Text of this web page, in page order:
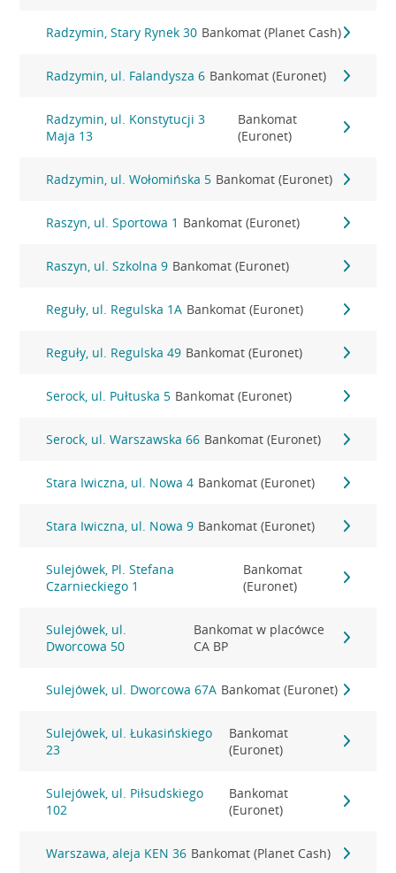
Radzymin, Stary Rynek 30 Bankomat (Planet Cash)
Radzymin, ul. Falandysza 6 Bankomat (Euronet)
Radzymin, ul. Konstytucji 3
Maja 13
Bankomat
(Euronet)
Radzymin, ul. Wołomińska 5 Bankomat (Euronet)
Raszyn, ul. Sportowa 1 Bankomat (Euronet)
Raszyn, ul. Szkolna 9 Bankomat (Euronet)
Reguły, ul. Regulska 1A Bankomat (Euronet)
Reguły, ul. Regulska 49 Bankomat (Euronet)
Serock, ul. Pułtuska 5 Bankomat (Euronet)
Serock, ul. Warszawska 66 Bankomat (Euronet)
Stara Iwiczna, ul. Nowa 4 Bankomat (Euronet)
Stara Iwiczna, ul. Nowa 9 Bankomat (Euronet)
Sulejówek, Pl. Stefana
Czarnieckiego 1
Bankomat
(Euronet)
Sulejówek, ul.
Dworcowa 50
Bankomat w placówce
CA BP
Sulejówek, ul. Dworcowa 67A Bankomat (Euronet)
Sulejówek, ul. Łukasińskiego
23
Bankomat
(Euronet)
Sulejówek, ul. Piłsudskiego
102
Bankomat
(Euronet)
Warszawa, aleja KEN 36 Bankomat (Planet Cash)